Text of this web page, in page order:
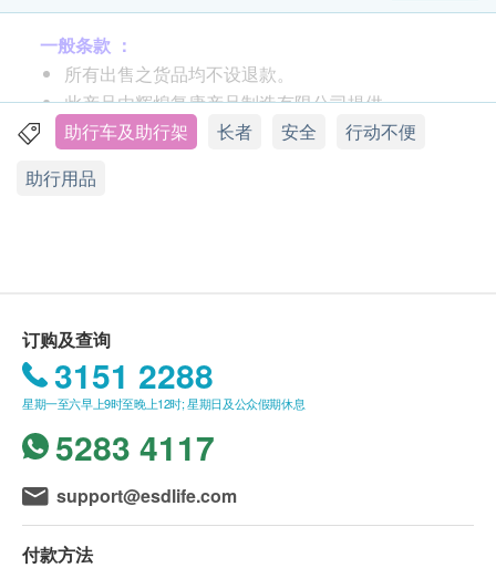
产品规格：
扶手内阔: 44cm
全长: 51cm
扶手高度: 80 - 90cm
净重: 2.5kg
一般条款 ：
所有出售之货品均不设退款。
此产品由辉煌复康产品制造有限公司提供。
如有任何争议，辉煌复康产品制造有限公司及健康
我们将于确定订单后5-7 个工作天内安排发货。
不排除运送时间会因节日而有所影响。 当八号烈
风讯号悬挂或黑色暴雨警告生效时，送货服务时间
将会延迟。
所有订单须视乎相关货品的供应情况再作最后确
活易有权拒绝接受该订单，并且会于送货前透过电
话或电邮通知顾客再作安排。
助行车及助行架 长者 安全
行动不便
助行用品
订购及查询
3151 2288
星期一至六早上9时至晚上12时; 星期日及公众假期休息
5283 4117
support@esdlife.com
付款方法